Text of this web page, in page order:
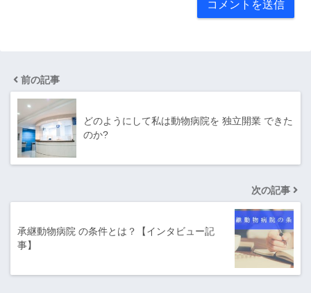
前の記事
どのようにして私は動物病院を 独立開業 できた
のか?
次の記事
承継動物病院 の条件とは？【インタビュー記
事】